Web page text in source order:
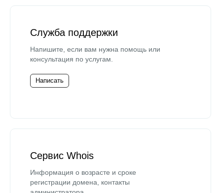
Служба поддержки
Напишите, если вам нужна помощь или
консультация по услугам.
Написать
Сервис Whois
Информация о возрасте и сроке
регистрации домена, контакты